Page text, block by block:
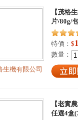
生機有限公司
【茂格
片/80g/
特價： $
數量：
【老實
任選4盒